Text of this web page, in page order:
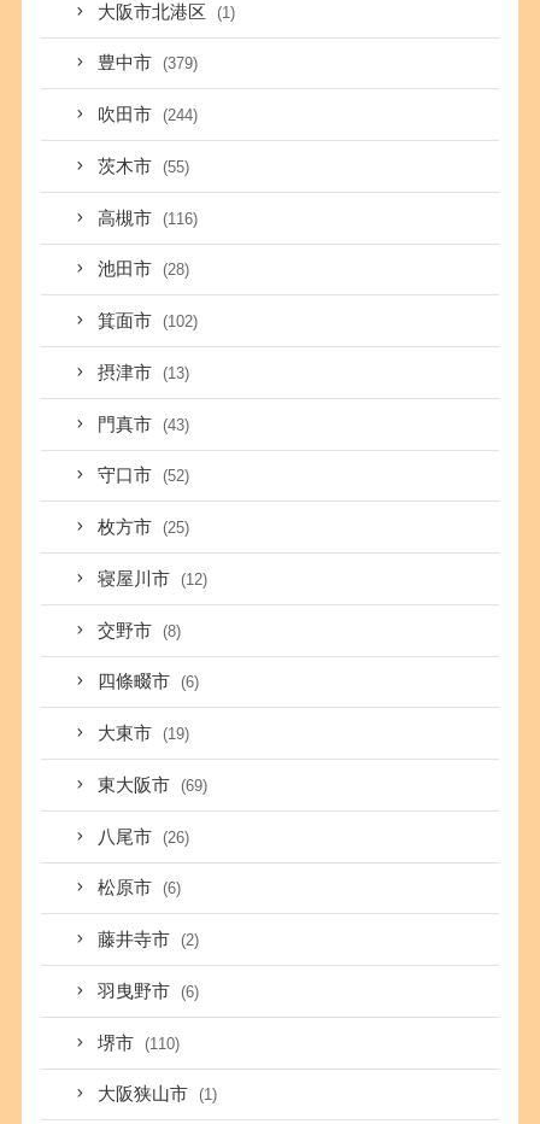
大阪市北港区 (1)
豊中市 (379)
吹田市 (244)
茨木市 (55)
高槻市 (116)
池田市 (28)
箕面市 (102)
摂津市 (13)
門真市 (43)
守口市 (52)
枚方市 (25)
寝屋川市 (12)
交野市 (8)
四條畷市 (6)
大東市 (19)
東大阪市 (69)
八尾市 (26)
松原市 (6)
藤井寺市 (2)
羽曳野市 (6)
堺市 (110)
大阪狭山市 (1)